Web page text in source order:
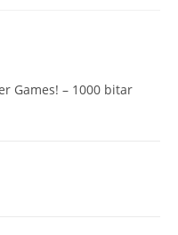
Games! – 1000 bitar